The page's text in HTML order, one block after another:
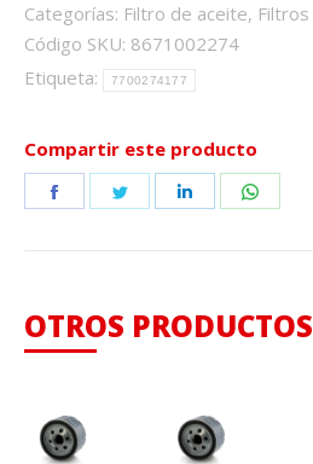
Categorías: Filtro de aceite, Filtros
Código SKU: 8671002274
Etiqueta:
7700274177
Compartir este producto
Share
Share
Share
OTROS PRODUCTOS